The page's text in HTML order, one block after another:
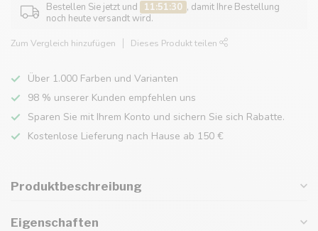
Bestellen Sie jetzt und 11:51:30 , damit Ihre Bestellung
noch heute versandt wird.
Zum Vergleich hinzufügen Dieses Produkt teilen
Über 1.000 Farben und Varianten
98 % unserer Kunden empfehlen uns
Sparen Sie mit Ihrem Konto und sichern Sie sich Rabatte.
Kostenlose Lieferung nach Hause ab 150 €
Produktbeschreibung
Eigenschaften